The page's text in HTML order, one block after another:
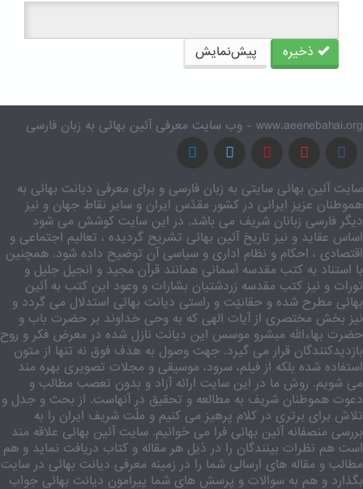
ذخیره پیش‌نمایش
www.aeenebahai.org - وب سایت معرفی آئین بهائی به زبان فارسی
سایت آئین بهائی سایتی به زبان فارسی و برای معرفی دیانت بهائی به
هموطنان عزیز ایرانی در کشور مقدّس ایران و سایر نقاط جهان و نیز
دیگر فارسی زبانان شریف می باشد. در این سایت کوشش می شود
اساس عقاید و نیز تاریخ آئین بهائی تشریح گردیده ، تعالیم اجتماعی و
اقتصادی ، احکام و نظام اداری و سیاسی آن توضیح داده شود. همچنین
با استناد به کتب مقدسه آسمانی همانند قرآن مجید و انجیل جلیل و
تورات و نیز کتب مقدسه زردشتیان بشارات و وعود این کتب به آئین
بهائی مطرح شده و حقانیّت و راستی دیانت بهائی استدلال می گردد و
نیز بخش مختصری از آیات الهی که به وحی خداوند بر حضرت باب و
حضرت بهاءالله مبشرو موسس این دیانت نازل شده در معرض فکر و روح
بازدیدکنندگان قرار می گیرد. جهت وصول به هدف فوق نه تنها از متون
استفاده شده بلکه از فیلم، سرود، موسیقی و مجلات تصویری بهره مند
می شویم. روش ما در این سایت ارائه آزاد و بدون تعصب مطالب و
دعوت هموطنان شریف به مطالعه و تحقیق در آنهاست. از بحث و جدل و
تلاش برای برتری در کلام پرهیز می کنیم و ملّت شریف ایران را به
بررسی منصفانه آئین بهائی فرا می خوانیم. سایت آئین بهائی علاقه مند
است هم نظرات بینندگان را در ذیل هر مقاله و کتاب دریافت نماید و هم
مطالب و مقاله های ارسالی شما را در زمینه معرفی دیانت بهائی در سایت
بگذارد و هم به سوالات و پرسش های شما پیرامون دیانت بهائی جواب